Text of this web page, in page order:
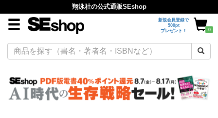
翔泳社の公式通販SEshop
新規会員登録で
500pt
プレゼント！
0